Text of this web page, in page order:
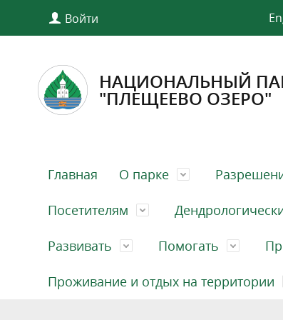
Войти
НАЦИОНАЛЬНЫЙ
"ПЛЕЩЕЕВО ОЗЕРО"
Главная О парке
Посетителям
Развивать Помогать
Проживание и отдых на территории